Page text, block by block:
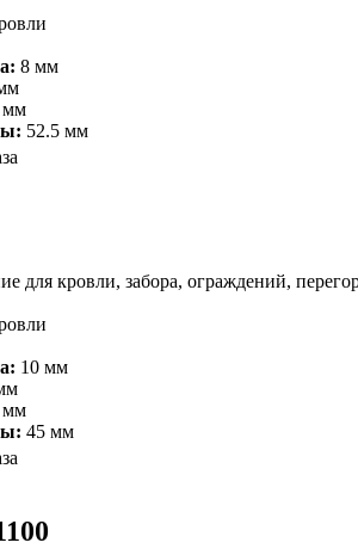
8 мм
мм
52.5 мм
для кровли, забора, ограждений,
10 мм
мм
45 мм